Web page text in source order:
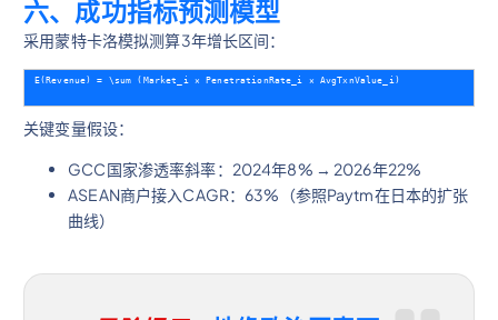
六、成功指标预测模型
采用蒙特卡洛模拟测算3年增长区间：
E(Revenue) = \sum (Market_i × PenetrationRate_i × AvgTxnValue_i)
关键变量假设：
GCC国家渗透率斜率：2024年8% → 2026年22%
ASEAN商户接入CAGR：63%（参照Paytm在日本的扩张
曲线）